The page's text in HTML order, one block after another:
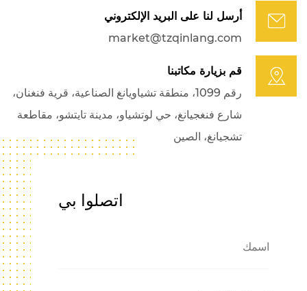
أرسل لنا على البريد الإلكتروني
market@tzqinlang.com
قم بزيارة مكاتبنا
رقم 1099، منطقة تشياويانغ الصناعية، قرية فنغنان،
شارع فنغجيانغ، حي لوتشياو، مدينة تايتشو، مقاطعة
تشجيانغ، الصين
اتصلوا بي